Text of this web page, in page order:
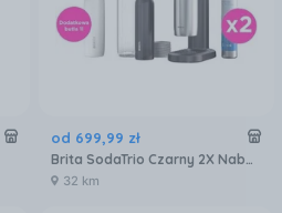
od 699,99 zł
Brita SodaTrio Czarny 2X Naboje + 1X Butelka 1l
32 km